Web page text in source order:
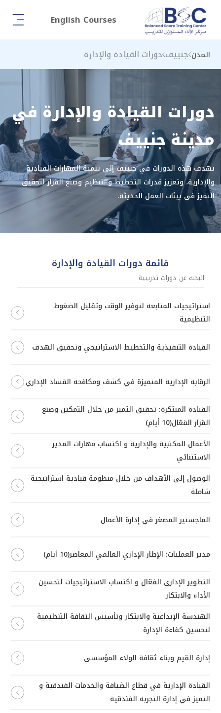
English Courses
المدن جنييف دورات القيادة والإدارة
دورات القيادة والإدارة في
مدينة جنييف
تهدف هذه الدورات في جنييف إلى تنمية المهارات القيادية
والإدارية، وتعزيز قدرات التخطيط والتنظيم وصنع القرار لتحقيق
التميز في بيئات العمل الحديثة.
قائمة دورات القيادة والإدارة
استراتيجيات المتابعة لتوفير الوقت وتقليل الضغوط
التنظيمية
القيادة التنفيذية والتخطيط الاستراتيجي وتحقيق الهدف
الرقابة الإدارية المتميزة في كشف ومكافحة الفساد الإداري
القيادة المبتكرة: تحقيق التميز من خلال التمكين وصنع
القرار الفعّال(10 أيام)
الأعمال المكتبية والإدارية و اكتساب مهارات المدير
الاستثنائي
الوصول إلى الأهداف من خلال منظومة قيادية استراتيجية
شاملة
الماجستير المصغر في إدارة الأعمال
مدير العمليات: الإطار الإداري العالمي المعاصر(10 أيام)
التطوير الإداري الفعّال و اكتساب الاستراتيجيات لتحسين
الأداء والابتكار
الهندسة الإبداعية والابتكار وتأسيس الثقافة التنظيمية
لتحسين كفاءة الإدارة
إدارة القيم وبناء ثقافة الولاء المؤسسي
القيادة الإدارية في قطاع الضيافة والخدمات الفندقية و
التميز في إدارة التجربة الفندقية